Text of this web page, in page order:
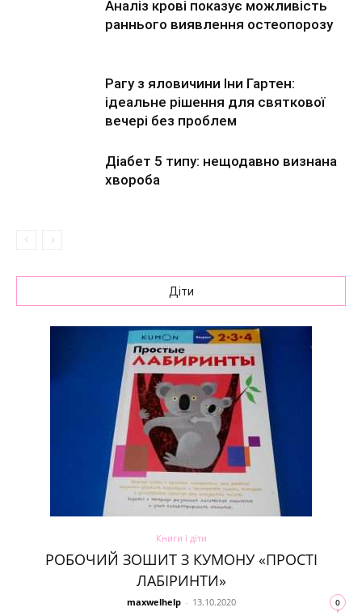
Аналіз крові показує можливість
раннього виявлення остеопорозу
Рагу з яловичини Іни Гартен:
ідеальне рішення для святкової
вечері без проблем
Діабет 5 типу: нещодавно визнана
хвороба
Діти
Книги і діти
РОБОЧИЙ ЗОШИТ З КУМОНУ «ПРОСТІ
ЛАБІРИНТИ»
maxwelhelp - 13.10.2020 0